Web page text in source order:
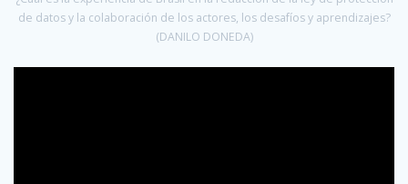
de datos y la colaboración de los actores, los desafíos y aprendizajes?
(DANILO DONEDA)